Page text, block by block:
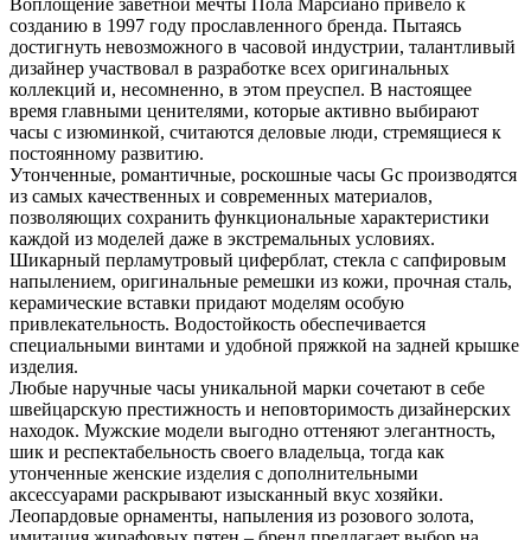
Воплощение заветной мечты Пола Марсиано привело к
созданию в 1997 году прославленного бренда. Пытаясь
достигнуть невозможного в часовой индустрии, талантливый
дизайнер участвовал в разработке всех оригинальных
коллекций и, несомненно, в этом преуспел. В настоящее
время главными ценителями, которые активно выбирают
часы с изюминкой, считаются деловые люди, стремящиеся к
постоянному развитию.
Утонченные, романтичные, роскошные часы Gc производятся
из самых качественных и современных материалов,
позволяющих сохранить функциональные характеристики
каждой из моделей даже в экстремальных условиях.
Шикарный перламутровый циферблат, стекла с сапфировым
напылением, оригинальные ремешки из кожи, прочная сталь,
керамические вставки придают моделям особую
привлекательность. Водостойкость обеспечивается
специальными винтами и удобной пряжкой на задней крышке
изделия.
Любые наручные часы уникальной марки сочетают в себе
швейцарскую престижность и неповторимость дизайнерских
находок. Мужские модели выгодно оттеняют элегантность,
шик и респектабельность своего владельца, тогда как
утонченные женские изделия с дополнительными
аксессуарами раскрывают изысканный вкус хозяйки.
Леопардовые орнаменты, напыления из розового золота,